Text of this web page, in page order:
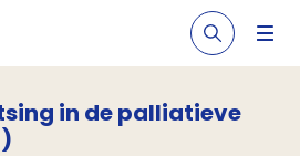
in de palliatieve